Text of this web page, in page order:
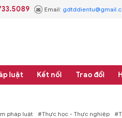
Email:
luật Kết nối Trao đổi
pháp luật #Thực học - Thực nghiệp